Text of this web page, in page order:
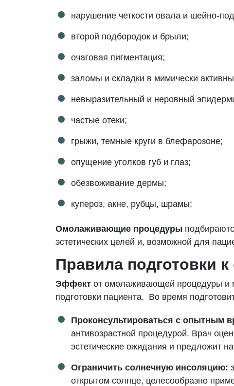
нарушение четкости овала и шейно-
второй подбородок и брыли;
очаговая пигментация;
заломы и складки в мимически
невыразительный и неровный
частые отеки;
грыжи, темные круги в блефарозоне;
опущение уголков губ и глаз;
обезвоживание дермы;
купероз, акне, рубцы, шрамы;
Омолаживающие процедуры
эстетических целей и, возможной для
Правила подготовки
Эффект от омолаживающей процедуры и
подготовки пациента. Во время
Проконсультироваться с опытным
антивозрастной процедурой. Врач
эстетические ожидания и предложит
Ограничить солнечную инсоляцию:
открытом солнце, целесообразно